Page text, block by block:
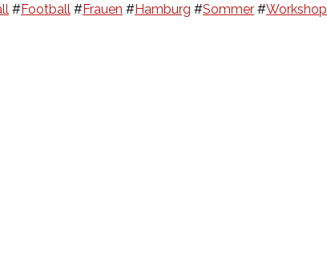
#Football #Frauen #Hamburg #Sommer #Workshop